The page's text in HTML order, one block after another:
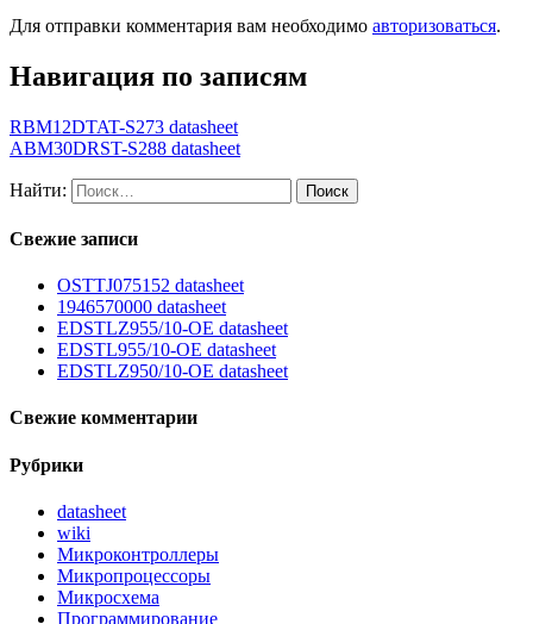
Для отправки комментария вам необходимо авторизоваться.
Навигация по записям
RBM12DTAT-S273 datasheet
ABM30DRST-S288 datasheet
Найти:
Свежие записи
OSTTJ075152 datasheet
1946570000 datasheet
EDSTLZ955/10-OE datasheet
EDSTL955/10-OE datasheet
EDSTLZ950/10-OE datasheet
Свежие комментарии
Рубрики
datasheet
wiki
Микроконтроллеры
Микропроцессоры
Микросхема
Программирование